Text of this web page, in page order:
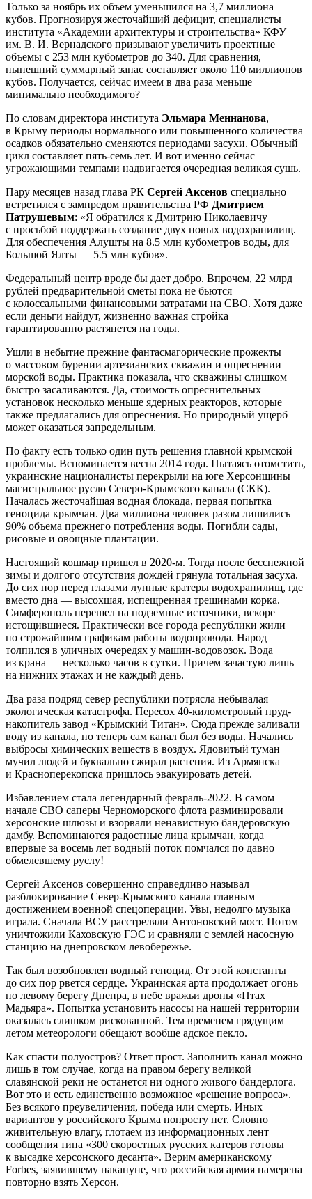
Только за ноябрь их объем уменьшился на 3,7 миллиона
кубов. Прогнозируя жесточайший дефицит, специалисты
института «Академии архитектуры и строительства» КФУ
им. В. И. Вернадского призывают увеличить проектные
объемы с 253 млн кубометров до 340. Для сравнения,
нынешний суммарный запас составляет около 110 миллионов
кубов. Получается, сейчас имеем в два раза меньше
минимально необходимого?
По словам директора института Эльмара Меннанова,
в Крыму периоды нормального или повышенного количества
осадков обязательно сменяются периодами засухи. Обычный
цикл составляет пять-семь лет. И вот именно сейчас
угрожающими темпами надвигается очередная великая сушь.
Пару месяцев назад глава РК Сергей Аксенов специально
встретился с зампредом правительства РФ Дмитрием
Патрушевым: «Я обратился к Дмитрию Николаевичу
с просьбой поддержать создание двух новых водохранилищ.
Для обеспечения Алушты на 8.5 млн кубометров воды, для
Большой Ялты — 5.5 млн кубов».
Федеральный центр вроде бы дает добро. Впрочем, 22 млрд
рублей предварительной сметы пока не бьются
с колоссальными финансовыми затратами на СВО. Хотя даже
если деньги найдут, жизненно важная стройка
гарантированно растянется на годы.
Ушли в небытие прежние фантасмагорические прожекты
о массовом бурении артезианских скважин и опреснении
морской воды. Практика показала, что скважины слишком
быстро засаливаются. Да, стоимость опреснительных
установок несколько меньше ядерных реакторов, которые
также предлагались для опреснения. Но природный ущерб
может оказаться запредельным.
По факту есть только один путь решения главной крымской
проблемы. Вспоминается весна 2014 года. Пытаясь отомстить,
украинские националисты перекрыли на юге Херсонщины
магистральное русло Северо-Крымского канала (СКК).
Началась жесточайшая водная блокада, первая попытка
геноцида крымчан. Два миллиона человек разом лишились
90% объема прежнего потребления воды. Погибли сады,
рисовые и овощные плантации.
Настоящий кошмар пришел в 2020-м. Тогда после бесснежной
зимы и долгого отсутствия дождей грянула тотальная засуха.
До сих пор перед глазами лунные кратеры водохранилищ, где
вместо дна — высохшая, испещренная трещинами корка.
Симферополь перешел на подземные источники, вскоре
истощившиеся. Практически все города республики жили
по строжайшим графикам работы водопровода. Народ
толпился в уличных очередях у машин-водовозок. Вода
из крана — несколько часов в сутки. Причем зачастую лишь
на нижних этажах и не каждый день.
Два раза подряд север республики потрясла небывалая
экологическая катастрофа. Пересох 40-километровый пруд-
накопитель завод «Крымский Титан». Сюда прежде заливали
воду из канала, но теперь сам канал был без воды. Начались
выбросы химических веществ в воздух. Ядовитый туман
мучил людей и буквально сжирал растения. Из Армянска
и Красноперекопска пришлось эвакуировать детей.
Избавлением стала легендарный февраль-2022. В самом
начале СВО саперы Черноморского флота разминировали
херсонские шлюзы и взорвали ненавистную бандеровскую
дамбу. Вспоминаются радостные лица крымчан, когда
впервые за восемь лет водный поток помчался по давно
обмелевшему руслу!
Сергей Аксенов совершенно справедливо называл
разблокирование Север-Крымского канала главным
достижением военной спецоперации. Увы, недолго музыка
играла. Сначала ВСУ расстреляли Антоновский мост. Потом
уничтожили Каховскую ГЭС и сравняли с землей насосную
станцию на днепровском левобережье.
Так был возобновлен водный геноцид. От этой константы
до сих пор рвется сердце. Украинская арта продолжает огонь
по левому берегу Днепра, в небе вражьи дроны «Птах
Мадьяра». Попытка установить насосы на нашей территории
оказалась слишком рискованной. Тем временем грядущим
летом метеорологи обещают вообще адское пекло.
Как спасти полуостров? Ответ прост. Заполнить канал можно
лишь в том случае, когда на правом берегу великой
славянской реки не останется ни одного живого бандерлога.
Вот это и есть единственно возможное «решение вопроса».
Без всякого преувеличения, победа или смерть. Иных
вариантов у российского Крыма попросту нет. Словно
живительную влагу, глотаем из информационных лент
сообщения типа «300 скоростных русских катеров готовы
к высадке херсонского десанта». Верим американскому
Forbes, заявившему накануне, что российская армия намерена
повторно взять Херсон.